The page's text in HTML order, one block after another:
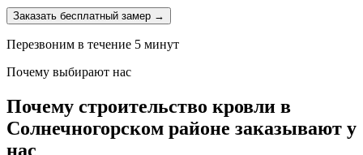
Заказать бесплатный замер →
Перезвоним в течение 5 минут
Почему выбирают нас
Почему строительство кровли в
Солнечногорском районе заказывают у
нас